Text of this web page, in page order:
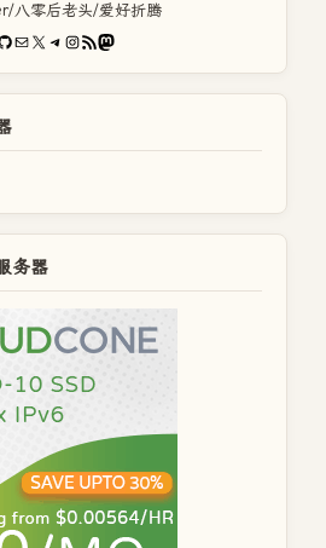
八零后老头/爱好折腾
电子邮件X Telegram
Instagram
RSS FeedMastodon
务器